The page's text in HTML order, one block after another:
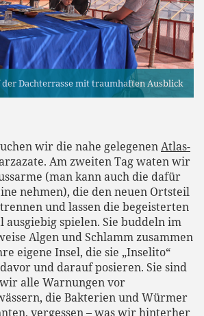
Dachterrasse mit traumhaften Ausblick
wir die nahe gelegenenAtlas-
Am zweiten Tag waten wir
(man kann auch die dafür
nehmen), die den neuen Ortsteil
und lassen die begeisterten
ausgiebig spielen. Sie buddeln im
Algen und Schlamm zusammen
eigene Insel, die sie „Inselito“
und darauf posieren. Sie sind
alle Warnungen vor
die Bakterien und Würmer
vergessen – was wir hinterher